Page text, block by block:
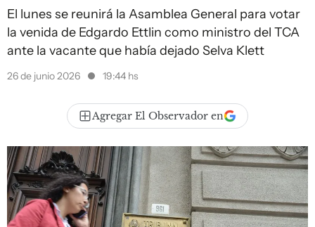
El lunes se reunirá la Asamblea General para votar
la venida de Edgardo Ettlin como ministro del TCA
ante la vacante que había dejado Selva Klett
26 de junio 2026 19:44 hs
Agregar El Observador en